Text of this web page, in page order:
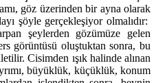
göz üzerinden bir ayna olarak
şöyle gerçekleşiyor olmalıdır:
şeylerden gözümüze gelen
görüntüsü oluştuktan sonra, bu
Cisimden ışık halinde alınan
büyüklük, küçüklük, konum